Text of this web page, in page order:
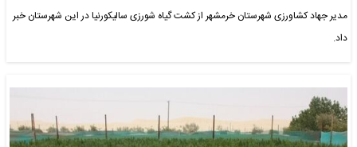
مدیر جهاد کشاورزی شهرستان خرمشهر از کشت گیاه شورزی سالیکورنیا در این شهرستان خبر
داد.